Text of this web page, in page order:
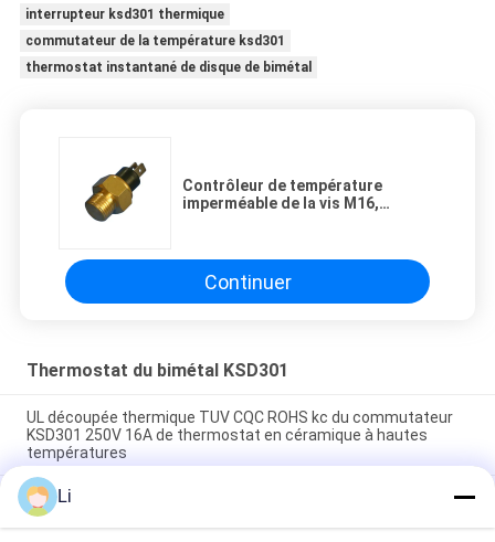
interrupteur ksd301 thermique
commutateur de la température ksd301
thermostat instantané de disque de bimétal
Contrôleur de température
imperméable de la vis M16,
Continuer
Thermostat du bimétal KSD301
UL découpée thermique TUV CQC ROHS kc du commutateur
KSD301 250V 16A de thermostat en céramique à hautes
températures
Thermostats instantanés d'action de disque bimétallique,
commutateur de commande limité de basse température
H31 250V 10 13C
Li